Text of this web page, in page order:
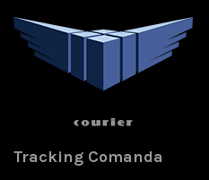
Tracking Comanda